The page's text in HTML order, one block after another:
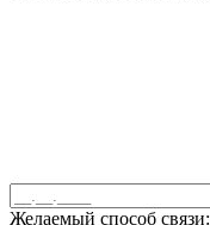
Желаемый способ связи: